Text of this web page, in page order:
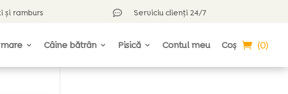
și ramburs  Serviciu clienți 24/7
Câine bătrân Pisică Contul meu Coș (0)